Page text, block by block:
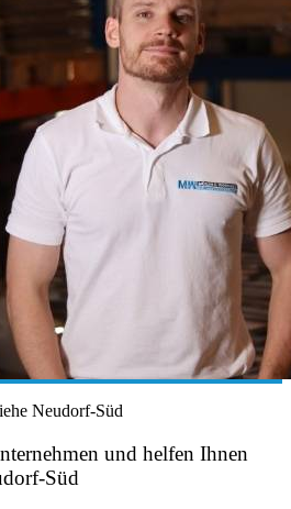
und helfen Ihnen
Süd